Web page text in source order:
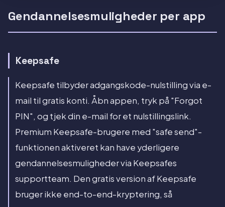
Gendannelsesmuligheder per app
Keepsafe
Keepsafe tilbyder adgangskode-nulstilling via e-
mail til gratis konti. Åbn appen, tryk på "Forgot
PIN", og tjek din e-mail for et nulstillingslink.
Premium Keepsafe-brugere med "safe send"-
funktionen aktiveret kan have yderligere
gendannelsesmuligheder via Keepsafes
supportteam. Den gratis version af Keepsafe
bruger ikke end-to-end-kryptering, så